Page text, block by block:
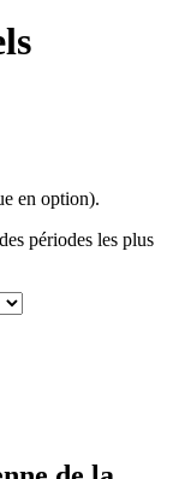
en option).
périodes les plus